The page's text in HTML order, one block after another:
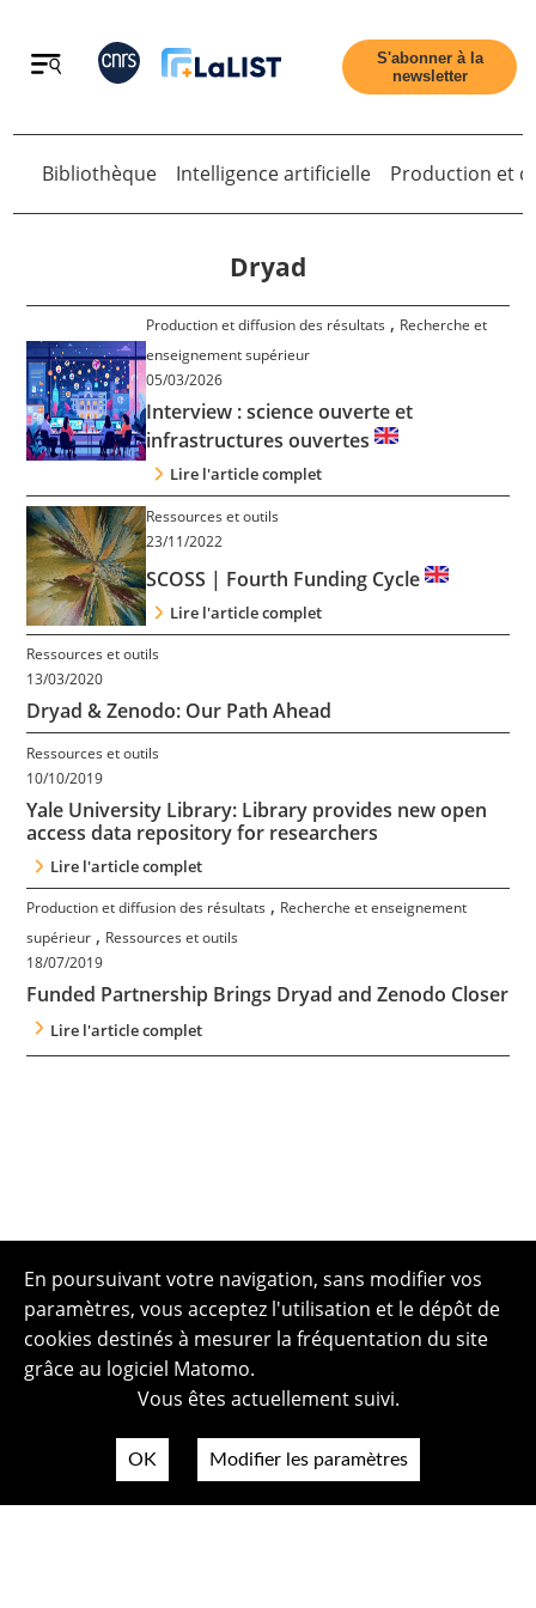
Retour
Accueil
Tous les articles
Qui sommes nous ?
Contact
Nous suivre
S'abonner à la
newsletter
Bibliothèque Intelligence artificielle Production et
Dryad
Production et diffusion des résultats , Recherche et
enseignement supérieur
05/03/2026
Interview : science ouverte et
infrastructures ouvertes
Lire l'article complet
Ressources et outils
23/11/2022
SCOSS | Fourth Funding Cycle
Lire l'article complet
Ressources et outils
13/03/2020
Dryad & Zenodo: Our Path Ahead
Ressources et outils
10/10/2019
Yale University Library: Library provides new open
access data repository for researchers
Lire l'article complet
Production et diffusion des résultats , Recherche et enseignement
supérieur , Ressources et outils
18/07/2019
Funded Partnership Brings Dryad and Zenodo Closer
Lire l'article complet
En poursuivant votre navigation, sans modifier vos
paramètres, vous acceptez l'utilisation et le dépôt de
cookies destinés à mesurer la fréquentation du site
grâce au logiciel Matomo.
Vous êtes actuellement suivi.
OK Modifier les paramètres